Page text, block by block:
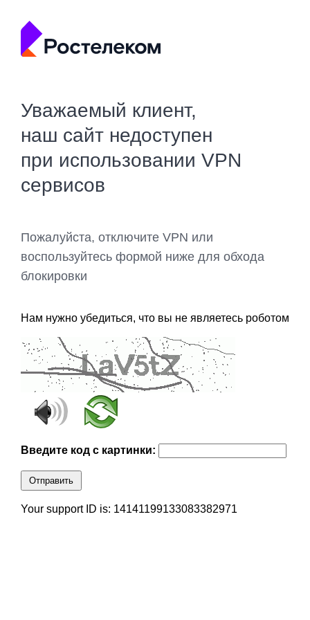
Уважаемый клиент,
наш сайт недоступен
при использовании VPN
сервисов
Пожалуйста, отключите VPN или
воспользуйтесь формой ниже для обхода
блокировки
Нам нужно убедиться, что вы не являетесь роботом
Введите код с картинки:
Отправить
Your support ID is: 14141199133083382971